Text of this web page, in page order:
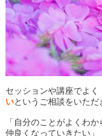
セッションや講座でよく
いというご相談をいただ
「自分のことがよくわ
仲良くなっていきたい」